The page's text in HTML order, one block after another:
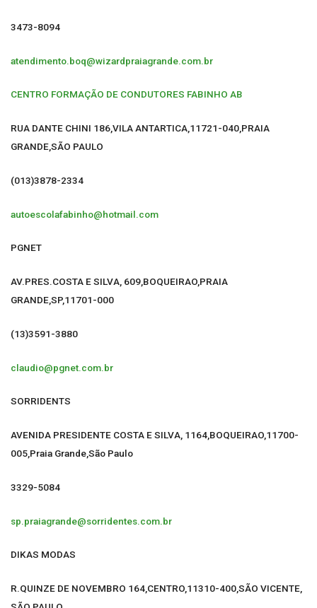
3473-8094
atendimento.boq@wizardpraiagrande.com.br
CENTRO FORMAÇÃO DE CONDUTORES FABINHO AB
RUA DANTE CHINI 186,VILA ANTARTICA,11721-040,PRAIA
GRANDE,SÃO PAULO
(013)3878-2334
autoescolafabinho@hotmail.com
PGNET
AV.PRES.COSTA E SILVA, 609,BOQUEIRAO,PRAIA
GRANDE,SP,11701-000
(13)3591-3880
claudio@pgnet.com.br
SORRIDENTS
AVENIDA PRESIDENTE COSTA E SILVA, 1164,BOQUEIRAO,11700-
005,Praia Grande,São Paulo
3329-5084
sp.praiagrande@sorridentes.com.br
DIKAS MODAS
R.QUINZE DE NOVEMBRO 164,CENTRO,11310-400,SÃO VICENTE,